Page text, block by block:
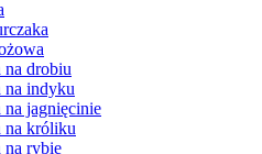
na drobiu
na indyku
na jagnięcinie
na króliku
na rybie